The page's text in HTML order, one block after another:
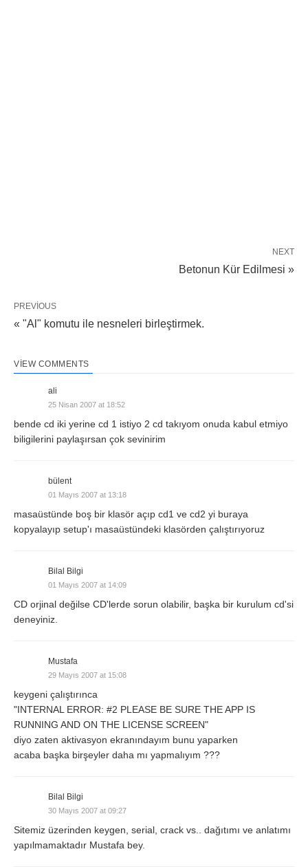
NEXT
Betonun Kür Edilmesi »
PREVIOUS
« "Al" komutu ile nesneleri birleştirmek.
VIEW COMMENTS
ali
25 Nisan 2007 at 18:52
bende cd iki yerine cd 1 istiyo 2 cd takıyom onuda kabul etmiyo
biligilerini paylaşırsan çok sevinirim
bülent
01 Mayıs 2007 at 13:18
masaüstünde boş bir klasör açıp cd1 ve cd2 yi buraya
kopyalayıp setup'ı masaüstündeki klasörden çalıştırıyoruz
Bilal Bilgi
01 Mayıs 2007 at 14:09
CD orjinal değilse CD'lerde sorun olabilir, başka bir kurulum cd'si
deneyiniz.
Mustafa
29 Mayıs 2007 at 15:08
keygeni çalıştırınca
"INTERNAL ERROR: #2 PLEASE BE SURE THE APP IS
RUNNING AND ON THE LICENSE SCREEN"
diyo zaten aktivasyon ekranındayım bunu yaparken
acaba başka birşeyler daha mı yapmalıyım ???
Bilal Bilgi
30 Mayıs 2007 at 09:27
Sitemiz üzerinden keygen, serial, crack vs.. dağıtımı ve anlatımı
yapılmamaktadır Mustafa bey.